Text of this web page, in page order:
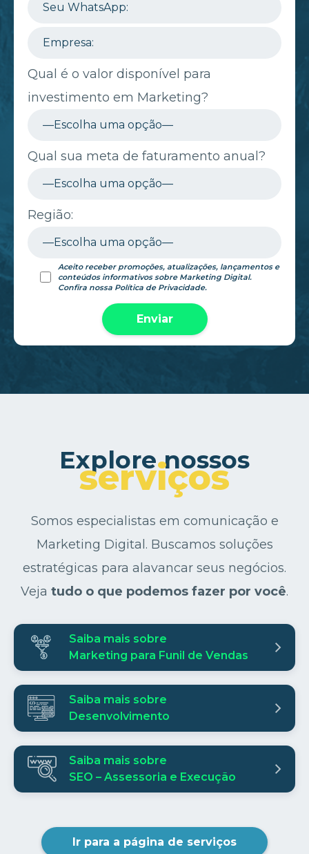
Qual é o valor disponível para
investimento em Marketing?
Qual sua meta de faturamento anual?
Região:
Aceito receber promoções, atualizações, lançamentos e
conteúdos informativos sobre Marketing Digital.
Confira nossa Política de Privacidade.
Explore nossos
serviços
Somos especialistas em comunicação e
Marketing Digital. Buscamos soluções
estratégicas para alavancar seus negócios.
Veja tudo o que podemos fazer por você.
Saiba mais sobre
Marketing para Funil de Vendas
Saiba mais sobre
Desenvolvimento
Saiba mais sobre
SEO – Assessoria e Execução
Ir para a página de serviços